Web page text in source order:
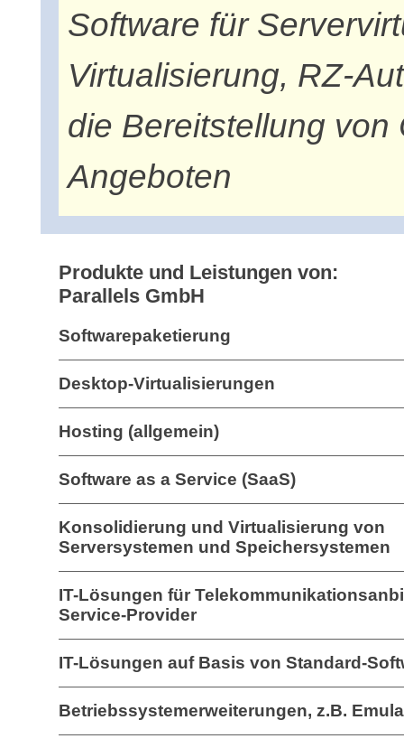
Software für
Virtualisierung, RZ-
die Bereitstellung
Angeboten
Produkte und Leistungen von:
Parallels GmbH
Softwarepaketierung
Desktop-Virtualisierungen
Hosting (allgemein)
Software as a Service (SaaS)
Konsolidierung und Virtualisierung von
Serversystemen und Speichersystemen
IT-Lösungen für
Service-Provider
IT-Lösungen auf Basis von Standard-
Betriebssystemerweiterungen, z.B.